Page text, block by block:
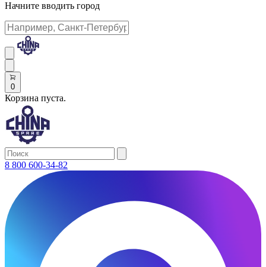
Начните вводить город
0
Корзина пуста.
8 800 600-34-82